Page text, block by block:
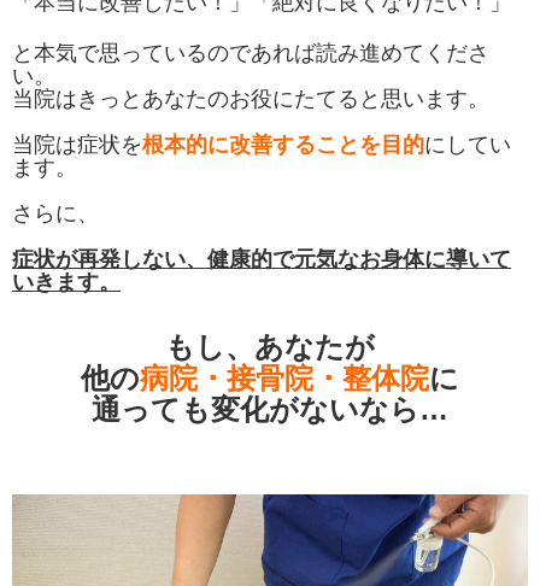
と本気で思っているのであれば読み進めてくださ
い。
当院はきっとあなたのお役にたてると思います。
当院は症状を根本的に改善することを目的にしてい
ます。
さらに、
症状が再発しない、健康的で元気なお身体に導いて
いきます。
もし、あなたが
他の病院・接骨院・整体院に
通っても変化がないなら…